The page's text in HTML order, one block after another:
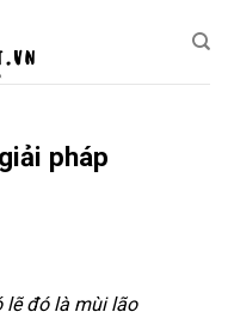
pháp
lẽ đó là mùi lão